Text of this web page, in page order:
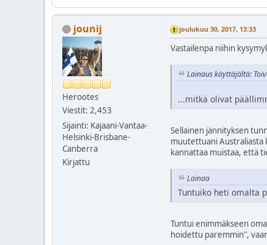
jounij
Herootes
Viestit: 2,453
Sijainti: Kajaani-Vantaa-
Helsinki-Brisbane-
Canberra
Kirjattu
joulukuu 30, 2017, 13:33
Vastailenpa niihin
Lainaus käyttäjältä:
...mitkä olivat
Sellainen jännityksen
muutettuani Australiasta
kannattaa muistaa, että
Lainaa
Tuntuiko heti omalta
Tuntui enimmäkseen
hoidettu paremmin",